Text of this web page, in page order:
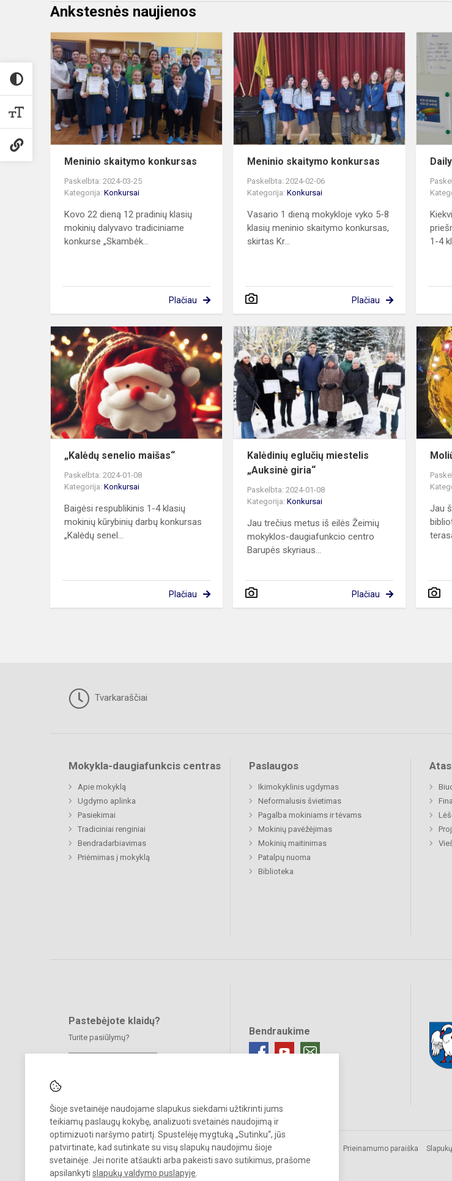
Šioje svetainėje naudojame slapukus siekdami užtikrinti jums
teikiamų paslaugų kokybę, analizuoti svetainės naudojimą ir
optimizuoti naršymo patirtį. Spustelėję mygtuką „Sutinku“, jūs
patvirtinate, kad sutinkate su visų slapukų naudojimu šioje
svetainėje. Jei norite atšaukti arba pakeisti savo sutikimus, prašome
apsilankyti slapukų valdymo puslapyje
Ankstesnės naujienos
Meninio
skaitymo
konkursas
Meninio skaitymo konkursas
Paskelbta: 2024-03-25
Kategorija: Konkursai
Kovo 22 dieną 12 pradinių klasių
mokinių dalyvavo tradiciniame
konkurse „Skambėk...
Plačiau
Meninio
skaitymo
konkursas
Meninio skaitymo konkursas
Paskelbta: 2024-02-06
Kategorija:Konkursai
Vasario 1 dieną mokykloje vyko 5-8
klasių meninio skaitymo konkursas,
skirtas Kr...
Plačiau
1-4
„Kalėdų
senelio
maišas“
„Kalėdų senelio maišas“
Paskelbta: 2024-01-08
Kategorija: Konkursai
Baigėsi respublikinis 1-4 klasių
mokinių kūrybinių darbų konkursas
„Kalėdų senel...
Plačiau
Kalėdinių
eglučių
miestelis
„Auksinė
Kalėdinių eglučių miestelis
„Auksinė giria“
Paskelbta: 2024-01-08
Kategorija:Konkursai
Jau trečius metus iš eilės Žeimių
mokyklos-daugiafunkcio centro
Barupės skyriaus...
Plačiau
Jau
Tvarkaraščiai
Mokykla-daugiafunkcis centras
Apie mokyklą
Ugdymo aplinka
Pasiekimai
Tradiciniai renginiai
Bendradarbiavimas
Priėmimas į mokyklą
Paslaugos
Ikimokyklinis ugdymas
Neformalusis švietimas
Pagalba mokiniams ir tėvams
Mokinių pavėžėjimas
Mokinių maitinimas
Patalpų nuoma
Biblioteka
Pastebėjote klaidų?
Turite pasiūlymų?
Bendraukime
© 2025. Jonavos Raimundo Samulevičiaus progimnazija Žeimių skyrius.
Visos teisės saugomos.
Kopijuoti turinį be raštiško įstaigos administracijos sutikimo griežtai
draudžiama.
Prieinamumo paraiška